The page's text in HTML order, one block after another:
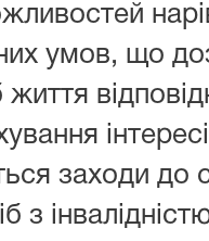
умов, що
заходи до
з